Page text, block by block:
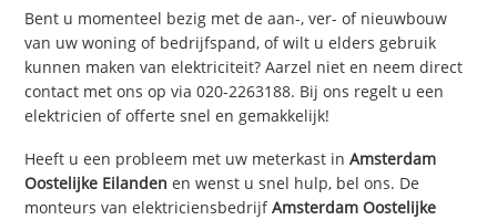
Bent u momenteel bezig met de aan-, ver- of nieuwbouw
van uw woning of bedrijfspand, of wilt u elders gebruik
kunnen maken van elektriciteit? Aarzel niet en neem direct
contact met ons op via 020-2263188. Bij ons regelt u een
elektricien of offerte snel en gemakkelijk!
Heeft u een probleem met uw meterkast inAmsterdam
Oostelijke Eilandenen wenst u snel hulp, bel ons. De
monteurs van elektriciensbedrijfAmsterdam Oostelijke